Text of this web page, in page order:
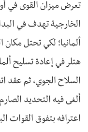
تعرض ميزان القوى في
الخارجية تهدف في
ألمانيا؛ لكي تحتل
السلاح الجوي، ثم عقد
ألغى فيه التحديد
اعترافه بتفوق القوات